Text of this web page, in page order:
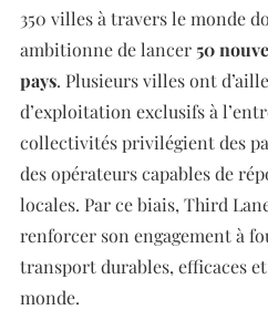
350 villes à travers le monde
ambitionne de lancer 50
pays. Plusieurs villes ont
d’exploitation exclusifs à
collectivités privilégient des
des opérateurs capables de
locales. Par ce biais, Third
renforcer son engagement à
transport durables, efficaces
monde.